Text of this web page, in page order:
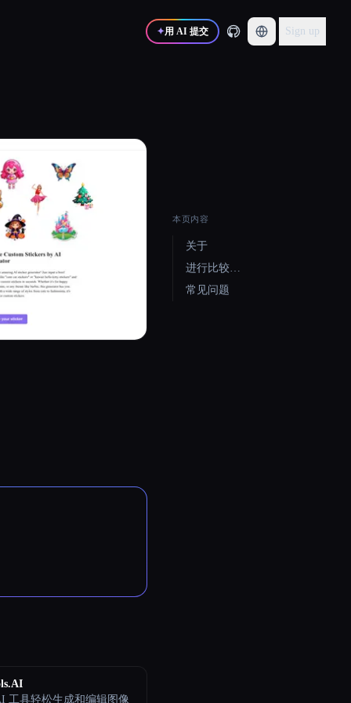
✦用 AI 提交 Sign up
工具轻松生成和编辑图像
本页内容
关于
进行比较…
常见问题